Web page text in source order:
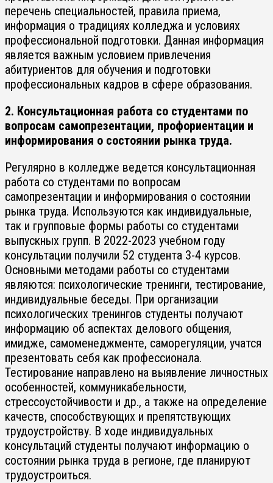
перечень специальностей, правила приема,
информация о традициях колледжа и условиях
профессиональной подготовки. Данная информация
является важным условием привлечения
абитуриентов для обучения и подготовки
профессиональных кадров в сфере образования.
2. Консультационная работа со студентами по
вопросам самопрезентации, профориентации и
информирования о состоянии рынка труда.
Регулярно в колледже ведется консультационная
работа со студентами по вопросам
самопрезентации и информирования о состоянии
рынка труда. Используются как индивидуальные,
так и групповые формы работы со студентами
выпускных групп. В 2022-2023 учебном году
консультации получили 52 студента 3-4 курсов.
Основными методами работы со студентами
являются: психологические тренинги, тестирование,
индивидуальные беседы. При организации
психологических тренингов студенты получают
информацию об аспектах делового общения,
имидже, самоменеджменте, саморегуляции, учатся
презентовать себя как профессионала.
Тестирование направлено на выявление личностных
особенностей, коммуникабельности,
стрессоустойчивости и др., а также на определение
качеств, способствующих и препятствующих
трудоустройству. В ходе индивидуальных
консультаций студенты получают информацию о
состоянии рынка труда в регионе, где планируют
трудоустроиться.